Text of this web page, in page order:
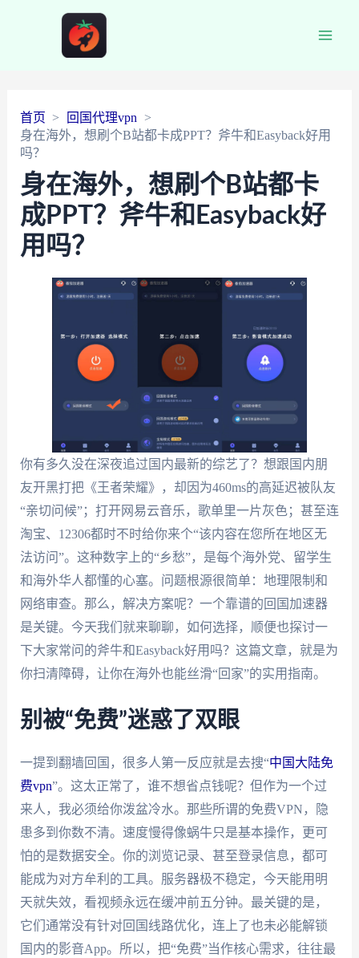
首页
回国代理vpn
身在海外，想刷个B站都卡成PPT？斧牛和Easyback好用
吗？
身在海外，想刷个B站都卡
成PPT？斧牛和Easyback好
用吗？
你有多久没在深夜追过国内最新的综艺了？想跟国内朋
友开黑打把《王者荣耀》，却因为460ms的高延迟被队友
“亲切问候”；打开网易云音乐，歌单里一片灰色；甚至连
淘宝、12306都时不时给你来个“该内容在您所在地区无
法访问”。这种数字上的“乡愁”，是每个海外党、留学生
和海外华人都懂的心塞。问题根源很简单：地理限制和
网络审查。那么，解决方案呢？一个靠谱的回国加速器
是关键。今天我们就来聊聊，如何选择，顺便也探讨一
下大家常问的斧牛和Easyback好用吗？这篇文章，就是为
你扫清障碍，让你在海外也能丝滑“回家”的实用指南。
别被“免费”迷惑了双眼
一提到翻墙回国，很多人第一反应就是去搜“中国大陆免
费vpn”。这太正常了，谁不想省点钱呢？但作为一个过
来人，我必须给你泼盆冷水。那些所谓的免费VPN，隐
患多到你数不清。速度慢得像蜗牛只是基本操作，更可
怕的是数据安全。你的浏览记录、甚至登录信息，都可
能成为对方牟利的工具。服务器极不稳定，今天能用明
天就失效，看视频永远在缓冲前五分钟。最关键的是，
它们通常没有针对回国线路优化，连上了也未必能解锁
国内的影音App。所以，把“免费”当作核心需求，往往最